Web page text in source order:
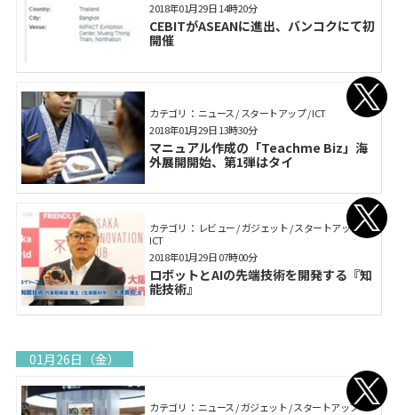
CEBITがASEANに進出、バンコクにて初
開催
2018年01月29日 14時20分
カテゴリ： ニュース / スタートアップ / ICT
マニュアル作成の「Teachme Biz」海
外展開開始、第1弾はタイ
2018年01月29日 13時30分
カテゴリ： レビュー / ガジェット / スタートアップ /
ICT
ロボットとAIの先端技術を開発する『知
能技術』
2018年01月29日 07時00分
01月26日（金）
カテゴリ： ニュース / ガジェット / スタートアップ